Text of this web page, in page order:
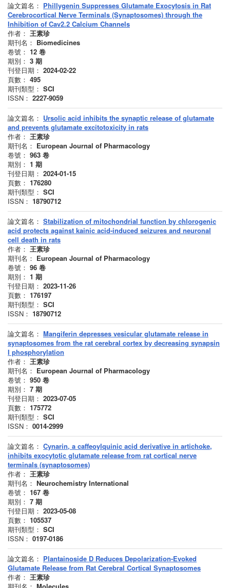
論文篇名： Phillygenin Suppresses Glutamate Exocytosis in Rat
Cerebrocortical Nerve Terminals (Synaptosomes) through the
Inhibition of Cav2.2 Calcium Channels
作者： 王素珍
期刊名： Biomedicines
卷號： 12 卷
期別： 3 期
刊登日期： 2024-02-22
頁數： 495
期刊類型： SCI
ISSN： 2227-9059
論文篇名： Ursolic acid inhibits the synaptic release of glutamate
and prevents glutamate excitotoxicity in rats
作者： 王素珍
期刊名： European Journal of Pharmacology
卷號： 963 卷
期別： 1 期
刊登日期： 2024-01-15
頁數： 176280
期刊類型： SCI
ISSN： 18790712
論文篇名： Stabilization of mitochondrial function by chlorogenic
acid protects against kainic acid-induced seizures and neuronal
cell death in rats
作者： 王素珍
期刊名： European Journal of Pharmacology
卷號： 96 卷
期別： 1 期
刊登日期： 2023-11-26
頁數： 176197
期刊類型： SCI
ISSN： 18790712
論文篇名： Mangiferin depresses vesicular glutamate release in
synaptosomes from the rat cerebral cortex by decreasing synapsin
I phosphorylation
作者： 王素珍
期刊名： European Journal of Pharmacology
卷號： 950 卷
期別： 7 期
刊登日期： 2023-07-05
頁數： 175772
期刊類型： SCI
ISSN： 0014-2999
論文篇名： Cynarin, a caffeoylquinic acid derivative in artichoke,
inhibits exocytotic glutamate release from rat cortical nerve
terminals (synaptosomes)
作者： 王素珍
期刊名： Neurochemistry International
卷號： 167 卷
期別： 7 期
刊登日期： 2023-05-08
頁數： 105537
期刊類型： SCI
ISSN： 0197-0186
論文篇名： Plantainoside D Reduces Depolarization-Evoked
Glutamate Release from Rat Cerebral Cortical Synaptosomes
作者： 王素珍